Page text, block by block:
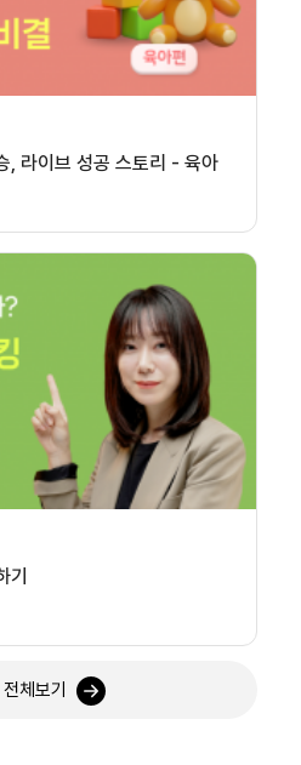
, 라이브 성공 스토리 - 육아
기
체보기